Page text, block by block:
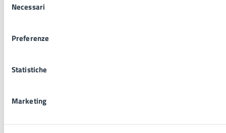
delNecessari
Preferenze
Statistiche
Marketing